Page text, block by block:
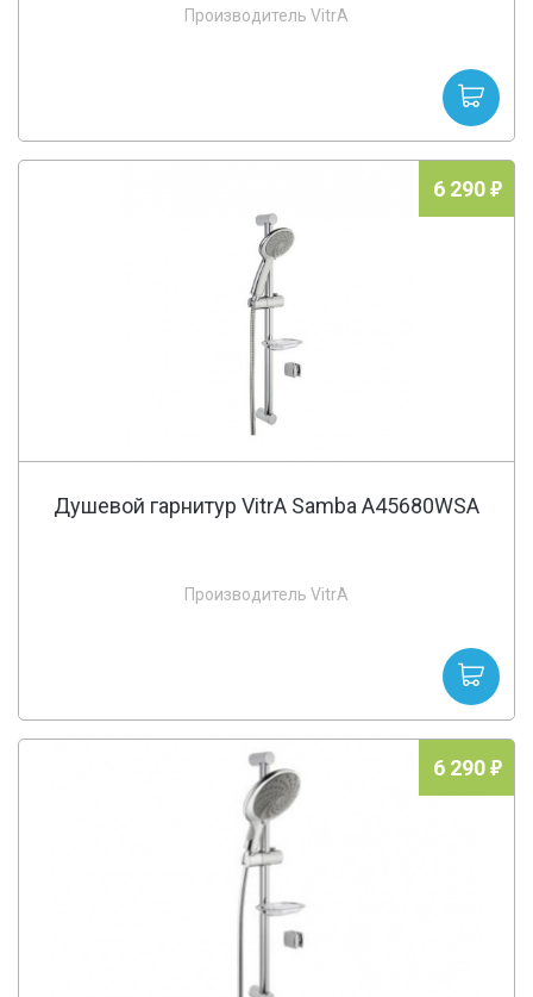
Производитель VitrA
6 290
Душевой гарнитур VitrA Samba A45680WSA
Производитель VitrA
6 290